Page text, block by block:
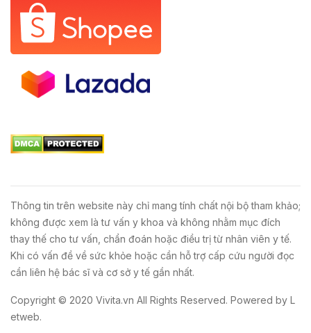
Thông tin trên website này chỉ mang tính chất nội bộ tham khảo;
không được xem là tư vấn y khoa và không nhằm mục đích
thay thế cho tư vấn, chẩn đoán hoặc điều trị từ nhân viên y tế.
Khi có vấn đề về sức khỏe hoặc cần hỗ trợ cấp cứu người đọc
cần liên hệ bác sĩ và cơ sở y tế gần nhất.
Copyright © 2020 Vivita.vn All Rights Reserved. Powered by L
etweb.